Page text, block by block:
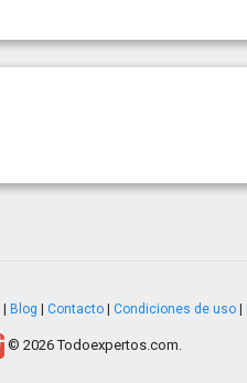
Blog Contacto Condiciones de uso
© 2026 Todoexpertos.com.